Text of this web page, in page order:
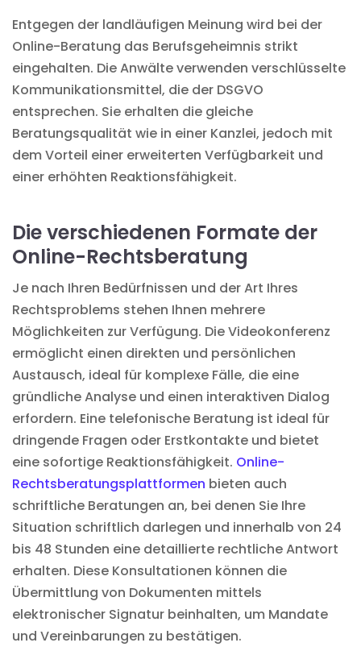
Entgegen der landläufigen Meinung wird bei der
Online-Beratung das Berufsgeheimnis strikt
eingehalten. Die Anwälte verwenden verschlüsselte
Kommunikationsmittel, die der DSGVO
entsprechen. Sie erhalten die gleiche
Beratungsqualität wie in einer Kanzlei, jedoch mit
dem Vorteil einer erweiterten Verfügbarkeit und
einer erhöhten Reaktionsfähigkeit.
Die verschiedenen Formate der
Online-Rechtsberatung
Je nach Ihren Bedürfnissen und der Art Ihres
Rechtsproblems stehen Ihnen mehrere
Möglichkeiten zur Verfügung. Die Videokonferenz
ermöglicht einen direkten und persönlichen
Austausch, ideal für komplexe Fälle, die eine
gründliche Analyse und einen interaktiven Dialog
erfordern. Eine telefonische Beratung ist ideal für
dringende Fragen oder Erstkontakte und bietet
eine sofortige Reaktionsfähigkeit. Online-
Rechtsberatungsplattformen bieten auch
schriftliche Beratungen an, bei denen Sie Ihre
Situation schriftlich darlegen und innerhalb von 24
bis 48 Stunden eine detaillierte rechtliche Antwort
erhalten. Diese Konsultationen können die
Übermittlung von Dokumenten mittels
elektronischer Signatur beinhalten, um Mandate
und Vereinbarungen zu bestätigen.